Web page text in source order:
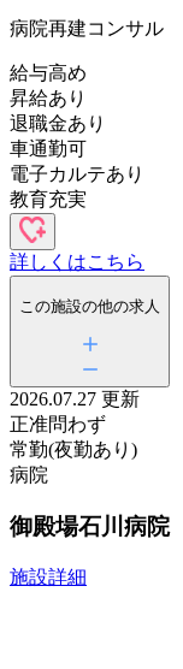
病院再建コンサル
給与高め
昇給あり
退職金あり
車通勤可
電子カルテあり
教育充実
詳しくはこちら
この施設の他の求人
2026.07.27 更新
正准問わず
常勤(夜勤あり)
病院
御殿場石川病院
施設詳細